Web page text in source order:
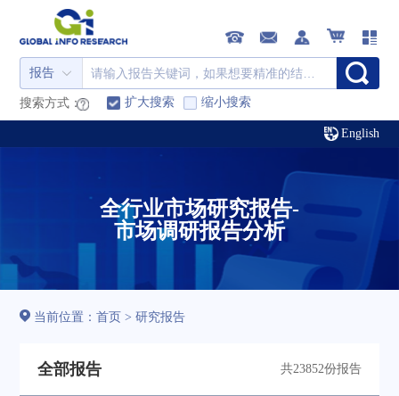
报告
搜索方式： 扩大搜索 缩小搜索
English
全行业市场研究报告-
市场调研报告分析
当前位置：首页> 研究报告
全部报告 共23852份报告